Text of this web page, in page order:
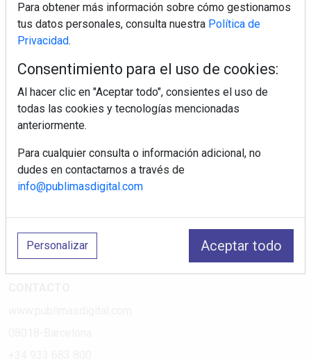
Electromarket: Revista electrodomésticos, noticias canal
electrodomésticos, novedades informáticas, electrónica de
consumo, canal electro, retail, análisis distribución, noticias
pequeño electrodoméstico, datos de mercado.
PÁGINAS
Política de Privacidad
Política de Cookies
Aviso Legal
¿Quiénes somos?
Para obtener más información sobre cómo gestionamos
tus datos personales, consulta nuestra Política de
Privacidad.
Consentimiento para el uso de cookies:
Al hacer clic en "Aceptar todo", consientes el uso de
todas las cookies y tecnologías mencionadas
anteriormente.
Para cualquier consulta o información adicional, no
dudes en contactarnos a través de
info@publimasdigital.com
Personalizar Aceptar todo